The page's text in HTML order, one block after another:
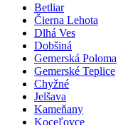
Betliar
Čierna Lehota
Dlhá Ves
Dobšiná
Gemerská Poloma
Gemerské Teplice
Chyžné
Jelšava
Kameňany
Koceľovce